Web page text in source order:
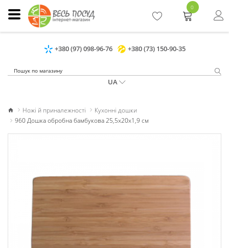
+380 (97) 098-96-76 +380 (73) 150-90-35
UA
0
Ножі й приналежності
Кухонні дошки
960 Дошка обробна бамбукова 25,5х20х1,9 см